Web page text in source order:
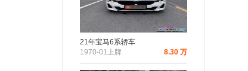
21年宝马6系轿车
1970-01上牌
8.30 万